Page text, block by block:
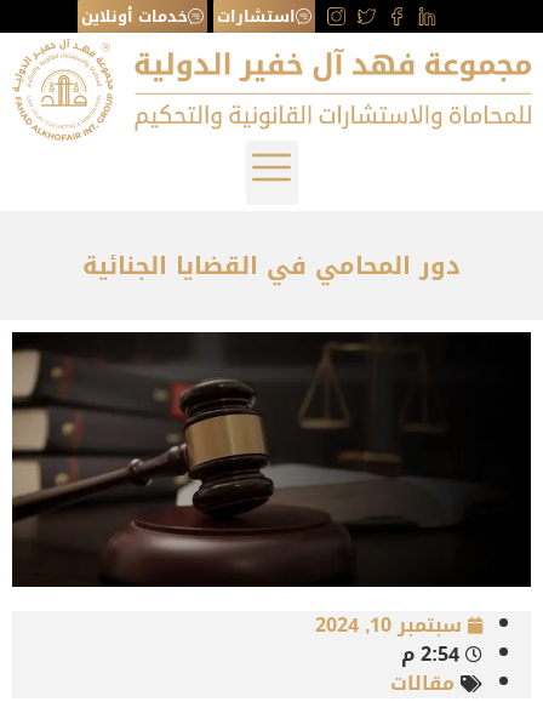
استشارات خدمات أونلاين
دور المحامي في القضايا الجنائية
سبتمبر 10, 2024
2:54 م
مقالات